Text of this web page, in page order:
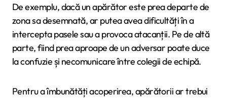
De exemplu, dacă un apărător este prea departe de
zona sa desemnată, ar putea avea dificultăți în a
intercepta pasele sau a provoca atacanții. Pe de altă
parte, fiind prea aproape de un adversar poate duce
la confuzie și necomunicare între colegii de echipă.
Pentru a îmbunătăți acoperirea, apărătorii ar trebui